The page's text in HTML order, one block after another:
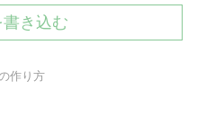
書き込む
作り方